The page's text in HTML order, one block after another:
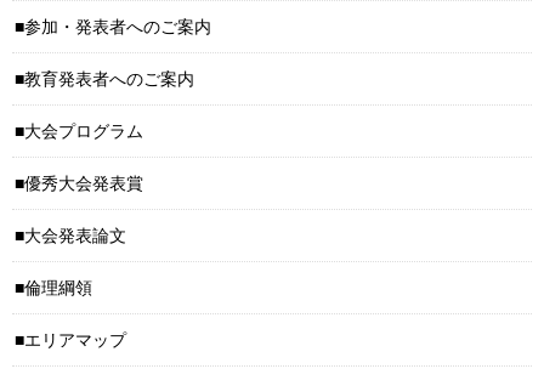
参加・発表者へのご案内
教育発表者へのご案内
大会プログラム
優秀大会発表賞
大会発表論文
倫理綱領
エリアマップ